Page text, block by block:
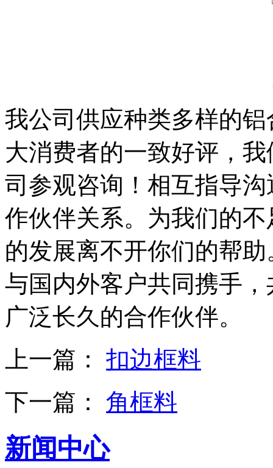
我公司供应种类多样的
大消费者的一致好评，
司参观咨询！相互指导
作伙伴关系。为我们的
的发展离不开你们的帮
与国内外客户共同携手
广泛长久的合作伙伴。
上一篇： 扣边框料
下一篇： 角框料
新闻中心